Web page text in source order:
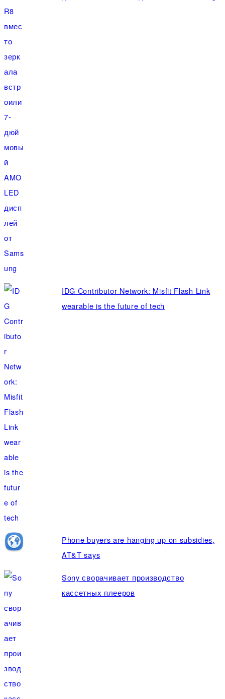
IDG Contributor Network: Misfit Flash Link
wearable is the future of tech
Phone buyers are hanging up on subsidies,
AT&T says
Sony сворачивает производство
кассетных плееров